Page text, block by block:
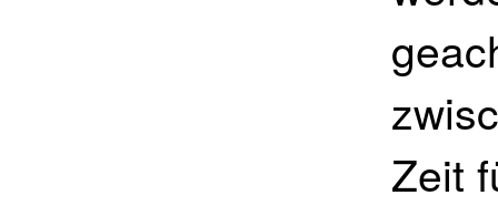
Zeit